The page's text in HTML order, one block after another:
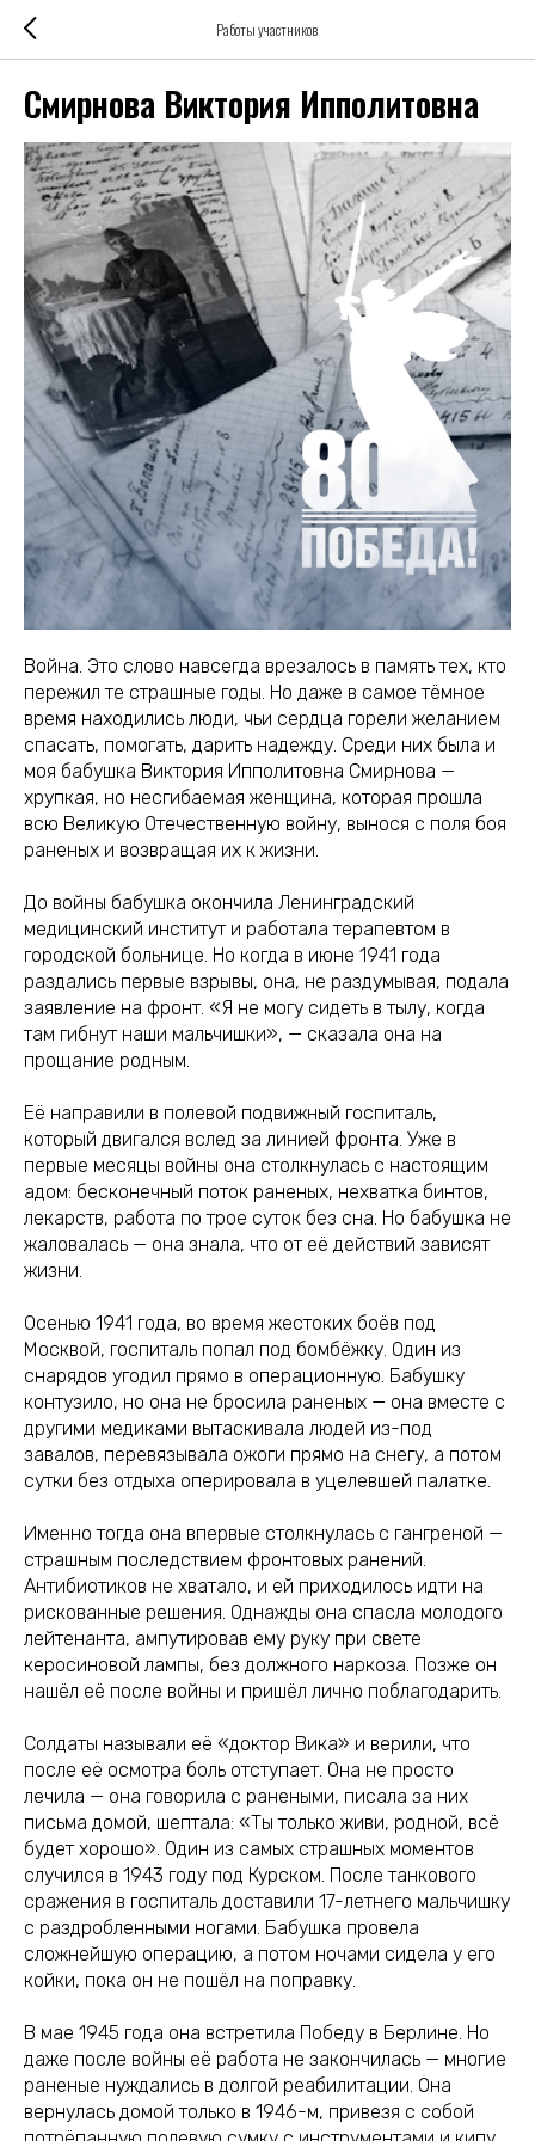
Работы участников
Смирнова Виктория Ипполитовна
Война. Это слово навсегда врезалось в память тех, кто
пережил те страшные годы. Но даже в самое тёмное
время находились люди, чьи сердца горели желанием
спасать, помогать, дарить надежду. Среди них была и
моя бабушка Виктория Ипполитовна Смирнова —
хрупкая, но несгибаемая женщина, которая прошла
всю Великую Отечественную войну, вынося с поля боя
раненых и возвращая их к жизни.
До войны бабушка окончила Ленинградский
медицинский институт и работала терапевтом в
городской больнице. Но когда в июне 1941 года
раздались первые взрывы, она, не раздумывая, подала
заявление на фронт. «Я не могу сидеть в тылу, когда
там гибнут наши мальчишки», — сказала она на
прощание родным.
Её направили в полевой подвижный госпиталь,
который двигался вслед за линией фронта. Уже в
первые месяцы войны она столкнулась с настоящим
адом: бесконечный поток раненых, нехватка бинтов,
лекарств, работа по трое суток без сна. Но бабушка не
жаловалась — она знала, что от её действий зависят
жизни.
Осенью 1941 года, во время жестоких боёв под
Москвой, госпиталь попал под бомбёжку. Один из
снарядов угодил прямо в операционную. Бабушку
контузило, но она не бросила раненых — она вместе с
другими медиками вытаскивала людей из-под
завалов, перевязывала ожоги прямо на снегу, а потом
сутки без отдыха оперировала в уцелевшей палатке.
Именно тогда она впервые столкнулась с гангреной —
страшным последствием фронтовых ранений.
Антибиотиков не хватало, и ей приходилось идти на
рискованные решения. Однажды она спасла молодого
лейтенанта, ампутировав ему руку при свете
керосиновой лампы, без должного наркоза. Позже он
нашёл её после войны и пришёл лично поблагодарить.
Солдаты называли её «доктор Вика» и верили, что
после её осмотра боль отступает. Она не просто
лечила — она говорила с ранеными, писала за них
письма домой, шептала: «Ты только живи, родной, всё
будет хорошо». Один из самых страшных моментов
случился в 1943 году под Курском. После танкового
сражения в госпиталь доставили 17-летнего мальчишку
с раздробленными ногами. Бабушка провела
сложнейшую операцию, а потом ночами сидела у его
койки, пока он не пошёл на поправку.
В мае 1945 года она встретила Победу в Берлине. Но
даже после войны её работа не закончилась — многие
раненые нуждались в долгой реабилитации. Она
вернулась домой только в 1946-м, привезя с собой